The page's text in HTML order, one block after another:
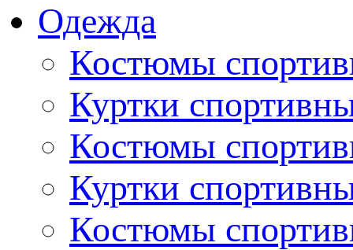
Одежда
Костюмы
Куртки
Костюмы
Куртки
Костюмы